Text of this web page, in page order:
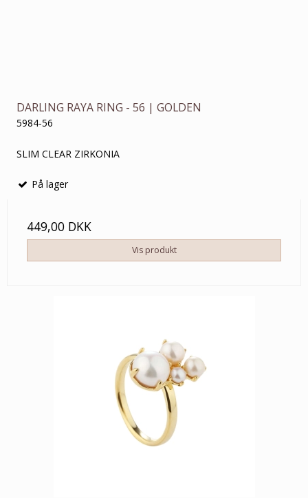
DARLING RAYA RING - 56 | GOLDEN
5984-56
SLIM CLEAR ZIRKONIA
På lager
449,00 DKK
Vis produkt